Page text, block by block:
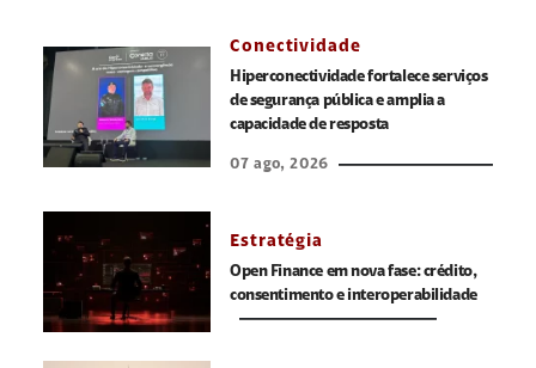
Conectividade
Hiperconectividade fortalece serviços
de segurança pública e amplia a
capacidade de resposta
07 ago, 2026
Estratégia
Open Finance em nova fase: crédito,
consentimento e interoperabilidade